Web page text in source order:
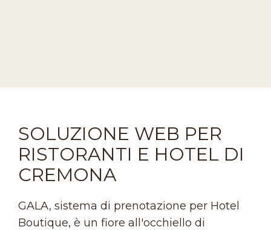
SOLUZIONE WEB PER
RISTORANTI E HOTEL DI
CREMONA
GALA, sistema di prenotazione per Hotel
Boutique, è un fiore all'occhiello di